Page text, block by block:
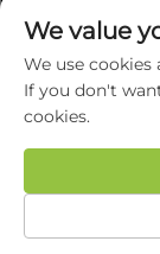
We value
We use
If you don't
cookies.